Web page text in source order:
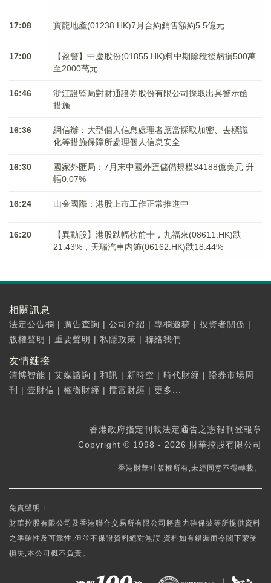
17:08 寶龍地產(01238.HK)7月合約銷售額約5.5億元
17:00
【盈警】中慶股份(01855.HK)料中期除稅後虧損500萬
至2000萬元
16:46
浙江證監局對財通證券股份有限公司採取出具警示函
措施
16:36
網信辦：大型個人信息處理者應當採取加密、去標識
化等措施保障所處理個人信息安全
16:30
國家外匯局：7月末中國外匯儲備規模34188億美元 升
幅0.07%
16:24 山金國際：港股上市工作正常推進中
16:20
【異動股】港股跌幅榜前十，九福來(08611.HK)跌
21.43%，天瑞汽車内飾(06162.HK)跌18.44%
相關訊息
法定公告欄 | 廣告查詢 | 公司介紹 | 專欄邀稿 | 投資者關係 |
版權聲明 | 重要聲明 | 私隱政策 | 聯絡我們
友情鏈接
清博智能 | 艾媒諮詢 | 和訊 | 新時空 | 時代財經 | 證券市場周
刊
| 壹財信 | 權衡財經 | 攬富財經 | 更多...
香港政府指定刊載法定通告之憲報刊登報章
Copyright © 1998 - 2026 財華控股有限公司
香港財華社版權所有,未經同意不得轉載。
免責聲明：
財華控股有限公司及香港聯合交易所有限公司將盡力確保彼等所提供資料
之準確性及可靠性,但並不保證資料絕對無誤,資料如有錯漏而令閣下蒙受
損失,本公司概不負責。